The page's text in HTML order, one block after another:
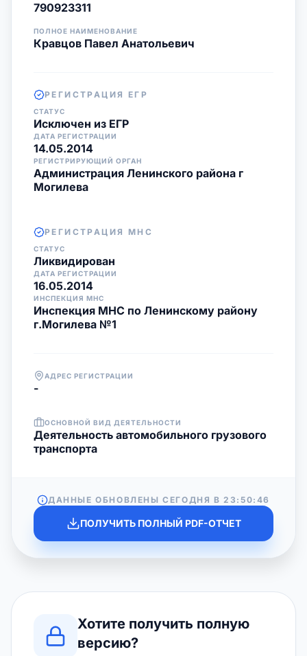
790923311
ПОЛНОЕ НАИМЕНОВАНИЕ
Кравцов Павел Анатольевич
РЕГИСТРАЦИЯ ЕГР
СТАТУС
Исключен из ЕГР
ДАТА РЕГИСТРАЦИИ
14.05.2014
РЕГИСТРИРУЮЩИЙ ОРГАН
Администрация Ленинского района г
Могилева
РЕГИСТРАЦИЯ МНС
СТАТУС
Ликвидирован
ДАТА РЕГИСТРАЦИИ
16.05.2014
ИНСПЕКЦИЯ МНС
Инспекция МНС по Ленинскому району
г.Могилева №1
АДРЕС РЕГИСТРАЦИИ
-
ОСНОВНОЙ ВИД ДЕЯТЕЛЬНОСТИ
Деятельность автомобильного грузового
транспорта
ДАННЫЕ ОБНОВЛЕНЫ СЕГОДНЯ В23:50:46
ПОЛУЧИТЬ ПОЛНЫЙ PDF-ОТЧЕТ
Хотите получить полную
версию?